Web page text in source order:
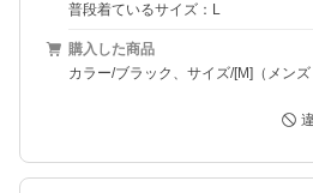
普段着ているサイズ：L
購入した商品
カラー/ブラック、サイズ/[M]（メンズ